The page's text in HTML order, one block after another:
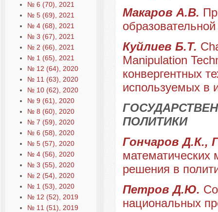
№ 6 (70), 2021
№ 5 (69), 2021
№ 4 (68), 2021
№ 3 (67), 2021
№ 2 (66), 2021
№ 1 (65), 2021
№ 12 (64), 2020
№ 11 (63), 2020
№ 10 (62), 2020
№ 9 (61), 2020
№ 8 (60), 2020
№ 7 (59), 2020
№ 6 (58), 2020
№ 5 (57), 2020
№ 4 (56), 2020
№ 3 (55), 2020
№ 2 (54), 2020
№ 1 (53), 2020
№ 12 (52), 2019
№ 11 (51), 2019
Макаров А.В.
Куйлиев Б.Т.
Manipulation
конвергентных
используемых в
ПОЛИТИКИ
Гончаров Д.К.,
математических
решения в
Петров Д.Ю.
национальных